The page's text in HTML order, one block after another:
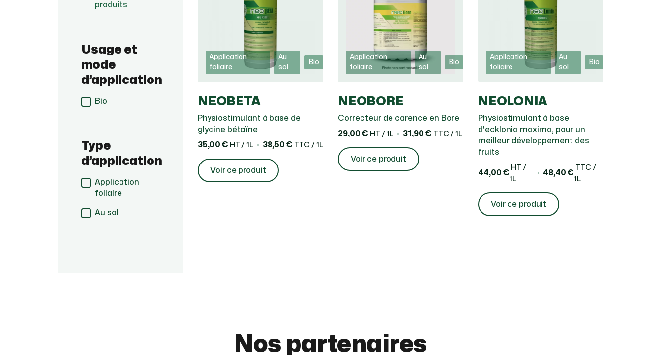
Application
foliaire
Au
sol
Bio
NEOBETA
Physiostimulant à base de
glycine bétaïne
35,00 € HT / 1L 38,50 € TTC / 1L
Voir ce produit
Application
foliaire
Au
sol
Bio
NEOBORE
Correcteur de carence en Bore
29,00 € HT / 1L 31,90 € TTC / 1L
Voir ce produit
Application
foliaire
Au
sol
Bio
NEOLONIA
Physiostimulant à base
d'ecklonia maxima, pour un
meilleur développement des
fruits
44,00 €
HT /
1L
48,40 €
TTC /
1L
Voir ce produit
produits
Usage et
mode
d’application
Bio
Type
d’application
Application
foliaire
Au sol
Nos partenaires